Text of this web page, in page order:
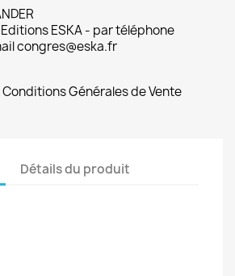
ESKA - par téléphone
congres@eska.fr
Générales de Vente
Détails du produit